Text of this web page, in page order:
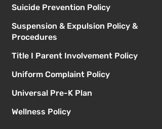
Suicide Prevention Policy
Suspension & Expulsion Policy &
Procedures
Title I Parent Involvement Policy
Uniform Complaint Policy
Universal Pre-K Plan
Wellness Policy